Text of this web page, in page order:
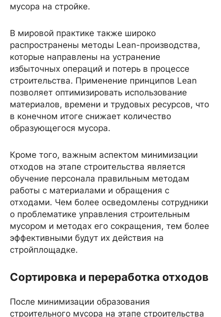
мусора на стройке.
В мировой практике также широко
распространены методы Lean-производства,
которые направлены на устранение
избыточных операций и потерь в процессе
строительства. Применение принципов Lean
позволяет оптимизировать использование
материалов, времени и трудовых ресурсов, что
в конечном итоге снижает количество
образующегося мусора.
Кроме того, важным аспектом минимизации
отходов на этапе строительства является
обучение персонала правильным методам
работы с материалами и обращения с
отходами. Чем более осведомлены сотрудники
о проблематике управления строительным
мусором и методах его сокращения, тем более
эффективными будут их действия на
стройплощадке.
Сортировка и переработка отходов
После минимизации образования
строительного мусора на этапе строительства